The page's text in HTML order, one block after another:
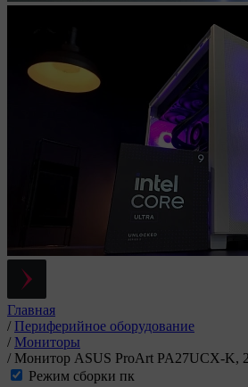
Главная
/ Периферийное оборудование
/ Мониторы
/ Монитор ASUS ProArt PA27UCX-K,
Режим сборки пк